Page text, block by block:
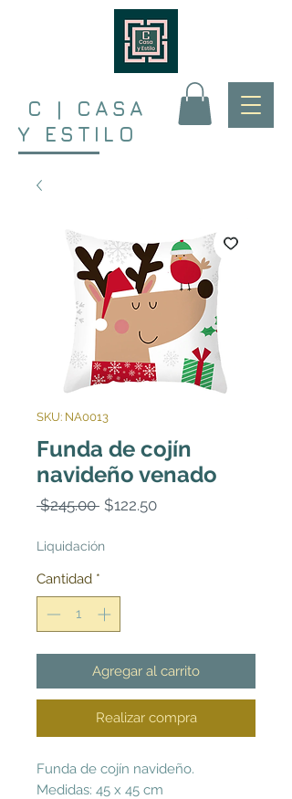
C | CASA
Y ESTILO
SKU: NA0013
Funda de cojín
navideño venado
$245.00 Precio
$122.50Precio
Liquidación
Cantidad *
Agregar al carrito
Realizar compra
Funda de cojín navideño.
Medidas: 45 x 45 cm